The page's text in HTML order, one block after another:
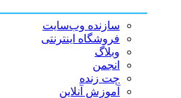
سازنده وب‌سایت
فروشگاه اینترنتی
وبلاگ
انجمن
چت زنده
آموزش آنلاین